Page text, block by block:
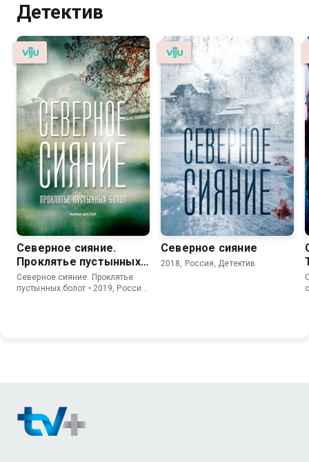
Детектив
Северное сияние.
Проклятье пустынных
болот. Фильм шестой
Северное сияние. Проклятье
пустынных болот • 2019, Россия,
Северное сияние
2018, Россия, Детектив